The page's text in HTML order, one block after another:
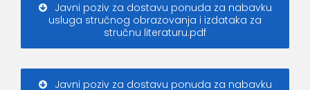
Javni poziv za dostavu ponuda za nabavku
usluga stručnog obrazovanja i izdataka za
stručnu literaturu.pdf
Javni poziv za dostavu ponuda za nabavku